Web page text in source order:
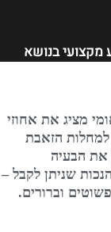
מקצועי בנושא
מציג את אחוזי
למחלות הזאבת
את הבעיה
שניתן לקבל –
וברורים.